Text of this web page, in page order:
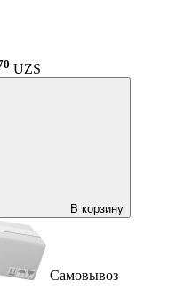
UZS
В корзину
Самовывоз